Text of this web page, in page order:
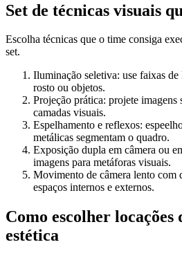
Set de técnicas visuais
Escolha técnicas que o time consiga
set.
Iluminação seletiva: use faixas
rosto ou objetos.
Projeção prática: projete imagens
camadas visuais.
Espelhamento e reflexos:
metálicas segmentam o quadro.
Exposição dupla em câmera ou
imagens para metáforas visuais.
Movimento de câmera lento com
espaços internos e externos.
Como escolher locações
estética